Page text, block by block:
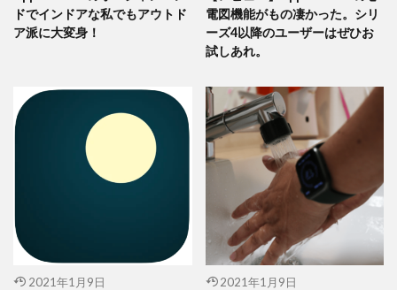
ドでインドアな私でもアウトド
ア派に大変身！
電図機能がもの凄かった。シリ
ーズ4以降のユーザーはぜひお
試しあれ。
2021年1月9日 2021年1月9日